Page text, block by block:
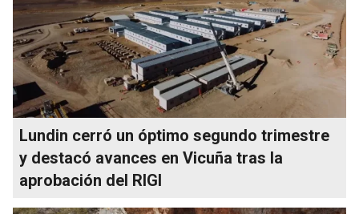
Lundin cerró un óptimo segundo trimestre
y destacó avances en Vicuña tras la
aprobación del RIGI